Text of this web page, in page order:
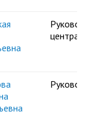
центра